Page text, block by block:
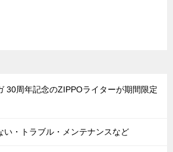
30周年記念のZIPPOライターが期間限定
い・トラブル・メンテナンスなど